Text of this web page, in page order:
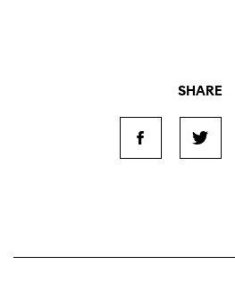
SHARE